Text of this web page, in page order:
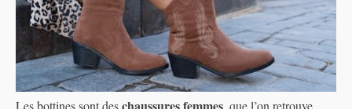
Les bottines sont deschaussures femmes, que l’on retrouve